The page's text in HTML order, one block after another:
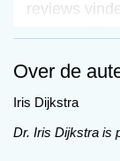
reviews
ruim
Over de
Iris Dijkstra
Dr. Iris Dijkstra is